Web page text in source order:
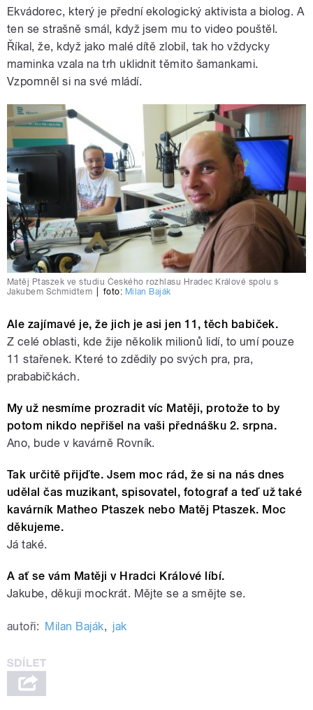
Ekvádorec, který je přední ekologický aktivista a biolog. A
ten se strašně smál, když jsem mu to video pouštěl.
Říkal, že, když jako malé dítě zlobil, tak ho vždycky
maminka vzala na trh uklidnit těmito šamankami.
Vzpomněl si na své mládí.
Matěj Ptaszek ve studiu Českého rozhlasu Hradec Králové spolu s
Jakubem Schmidtem
foto: Milan Baják
Ale zajímavé je, že jich je asi jen 11, těch babiček.
Z celé oblasti, kde žije několik milionů lidí, to umí pouze
11 stařenek. Které to zdědily po svých pra, pra,
prababičkách.
My už nesmíme prozradit víc Matěji, protože to by
potom nikdo nepřišel na vaši přednášku 2. srpna.
Ano, bude v kavárně Rovník.
Tak určitě přijďte. Jsem moc rád, že si na nás dnes
udělal čas muzikant, spisovatel, fotograf a teď už také
kavárník Matheo Ptaszek nebo Matěj Ptaszek. Moc
děkujeme.
Já také.
A ať se vám Matěji v Hradci Králové líbí.
Jakube, děkuji mockrát. Mějte se a smějte se.
autoři: Milan Baják, jak